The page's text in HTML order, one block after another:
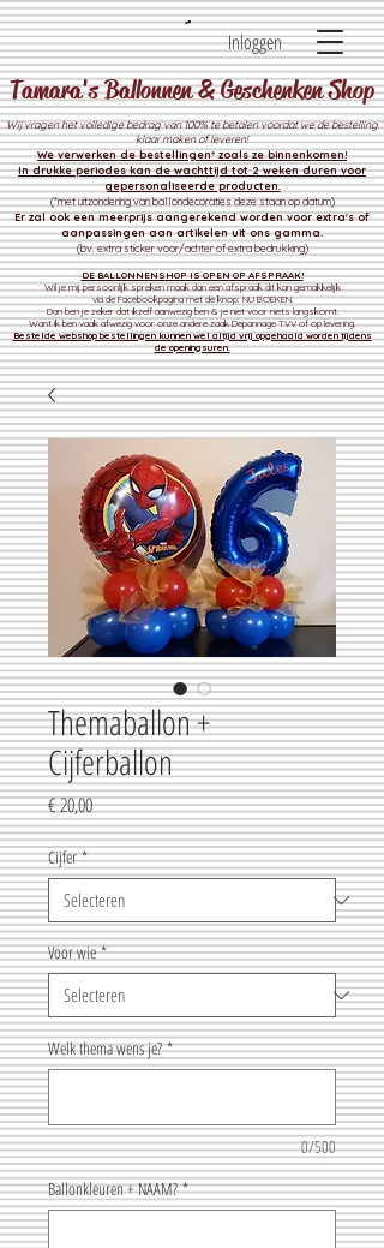
Tamara's Ballonnen & Geschenken Shop
Wij vragen het volledige bedrag van 100% te betalen voordat we de bestelling
klaar maken of leveren!
We verwerken de bestellingen* zoals ze binnenkomen!
In drukke periodes kan de wachttijd tot 2 weken duren voor
gepersonaliseerde producten.
(*met uitzondering van ballondecoraties deze staan op datum)
Er zal ook een meerprijs aangerekend worden voor extra's of
aanpassingen aan artikelen uit ons gamma.
(bv. extra sticker voor/achter of extra bedrukking)
DE BALLONNENSHOP IS OPEN OP AFSPRAAK!
Wil je mij persoonlijk spreken maak dan een afspraak dit kan gemakkelijk
via de Facebookpagina met de knop: NU BOEKEN.
Dan ben je zeker dat ikzelf aanwezig ben & je niet voor niets langskomt.
Want ik ben vaak afwezig voor onze andere zaakDepannage TVV of op levering.
Bestelde webshop bestellingen kunnen wel altijd vrij opgehaald worden tijdens
de openingsuren.
Inloggen
Themaballon +
Cijferballon
€ 20,00Prijs
Cijfer *
Voor wie *
Welk thema wens je? *
0/500
Ballonkleuren + NAAM? *